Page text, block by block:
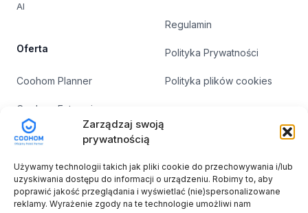
Zarządzaj swoją
prywatnością
Używamy technologii takich jak pliki cookie do przechowywania i/lub
uzyskiwania dostępu do informacji o urządzeniu. Robimy to, aby
poprawić jakość przeglądania i wyświetlać (nie)spersonalizowane
reklamy. Wyrażenie zgody na te technologie umożliwi nam
AI
Oferta
Coohom Planner
Coohom Enterprise
Cennik
Szkolenia
Projekty z dotacją
Regulamin
Polityka Prywatności
Polityka plików cookies